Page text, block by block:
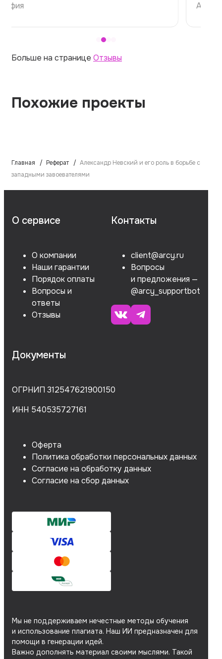
Алина
Больше на странице Отзывы
Похожие проекты
Главная Реферат
Александр Невский и его роль в борьбе с
западными завоевателями
О сервисе
О компании
Наши гарантии
Порядок оплаты
Вопросы и
ответы
Отзывы
Контакты
client@arcy.ru
Вопросы
и предложения —
@arcy_supportbot
Документы
ОГРНИП 312547621900150
ИНН 540535727161
Оферта
Политика обработки персональных данных
Согласие на обработку данных
Согласие на сбор данных
Мы не поддерживаем нечестные методы обучения
и использование плагиата. Наш ИИ предназначен для
помощи в генерации идей.
Важно дополнять материал своими мыслями. Такой